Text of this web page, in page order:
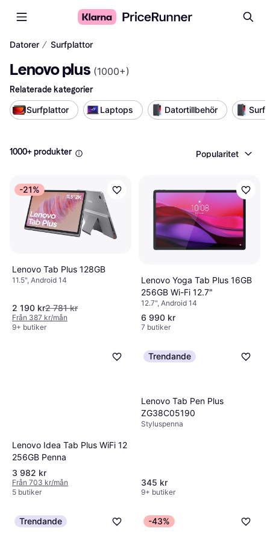
Datorer ∕ Surfplattor
Lenovo plus (1000+)
Relaterade kategorier
Surfplattor
Laptops Datortillbehör
1000+ produkter Popularitet
-21%
Lenovo Tab Plus 128GB
11.5", Android 14
2 190 kr2 781 kr
Från 387 kr/mån
9+ butiker
Lenovo Yoga Tab Plus 16GB
256GB Wi-Fi 12.7"
12.7", Android 14
6 990 kr
7 butiker
Lenovo Idea Tab Plus WiFi 12
256GB Penna
3 982 kr
Från 703 kr/mån
5 butiker
Trendande
Lenovo Tab Pen Plus
ZG38C05190
Styluspenna
345 kr
9+ butiker
Trendande -43%